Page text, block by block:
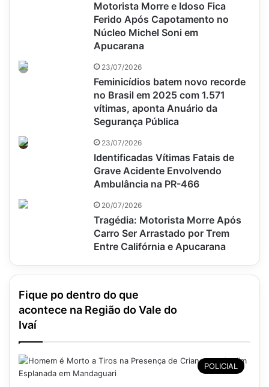
Motorista Morre e Idoso Fica
Ferido Após Capotamento no
Núcleo Michel Soni em
Apucarana
23/07/2026
Feminicídios batem novo recorde
no Brasil em 2025 com 1.571
vítimas, aponta Anuário da
Segurança Pública
23/07/2026
Identificadas Vítimas Fatais de
Grave Acidente Envolvendo
Ambulância na PR-466
20/07/2026
Tragédia: Motorista Morre Após
Carro Ser Arrastado por Trem
Entre Califórnia e Apucarana
Fique po dentro do que
acontece na Região do Vale do
Ivaí
POLICIAL